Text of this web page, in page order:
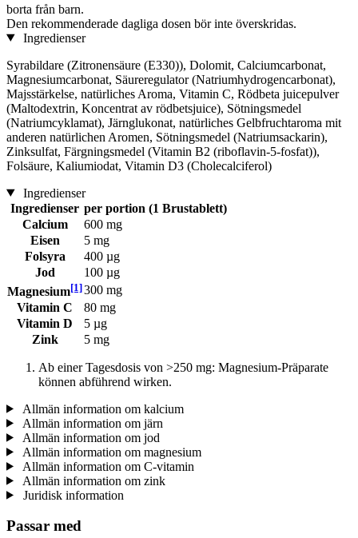
borta från barn.
Den rekommenderade dagliga dosen bör inte överskridas.
Ingredienser
Syrabildare (Zitronensäure (E330)), Dolomit, Calciumcarbonat,
Magnesiumcarbonat, Säureregulator (Natriumhydrogencarbonat),
Majsstärkelse, natürliches Aroma, Vitamin C, Rödbeta juicepulver
(Maltodextrin, Koncentrat av rödbetsjuice), Sötningsmedel
(Natriumcyklamat), Järnglukonat, natürliches Gelbfruchtaroma mit
anderen natürlichen Aromen, Sötningsmedel (Natriumsackarin),
Zinksulfat, Färgningsmedel (Vitamin B2 (riboflavin-5-fosfat)),
Folsäure, Kaliumiodat, Vitamin D3 (Cholecalciferol)
Ingredienser
Ingredienser per portion (1 Brustablett)
Calcium
600 mg
Eisen
5 mg
Folsyra
400 µg
Jod
100 µg
Magnesium[1]300 mg
Vitamin C
80 mg
Vitamin D
5 µg
Zink
5 mg
Ab einer Tagesdosis von >250 mg: Magnesium-Präparate
können abführend wirken.
Allmän information om kalcium
Allmän information om järn
Allmän information om jod
Allmän information om magnesium
Allmän information om C-vitamin
Allmän information om zink
Juridisk information
Passar med